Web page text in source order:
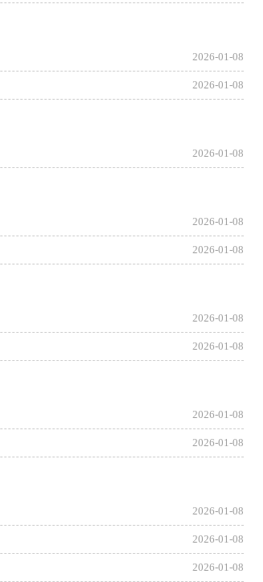
2026-01-08
2026-01-08
2026-01-08
2026-01-08
2026-01-08
2026-01-08
2026-01-08
2026-01-08
2026-01-08
2026-01-08
2026-01-08
2026-01-08